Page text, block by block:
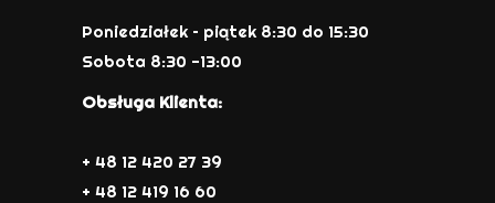
Poniedziałek – piątek 8:30 do 15:30
Sobota 8:30 -13:00
Obsługa Klienta:
+ 48 12 420 27 39
+ 48 12 419 16 60